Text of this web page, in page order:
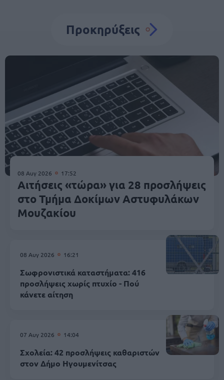
Προκηρύξεις
08 Αυγ 2026 17:52
Αιτήσεις «τώρα» για 28 προσλήψεις
στο Τμήμα Δοκίμων Αστυφυλάκων
Mουζακίου
08 Αυγ 2026 16:21
Σωφρονιστικά καταστήματα: 416
προσλήψεις χωρίς πτυχίο - Πού
κάνετε αίτηση
07 Αυγ 2026 14:04
Σχολεία: 42 προσλήψεις καθαριστών
στον Δήμο Ηγουμενίτσας